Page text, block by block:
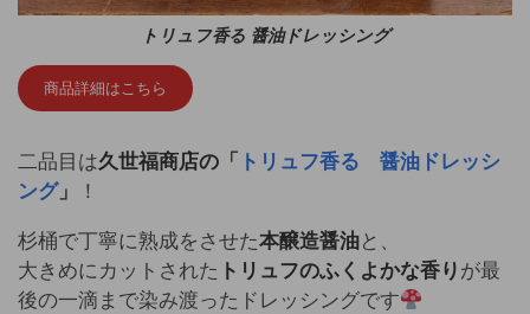
トリュフ香る 醤油ドレッシング
商品詳細はこちら
二品目は久世福商店の「
トリュフ香る 醤油ドレッシ
ング」 ！
杉桶で丁寧に熟成をさせた本醸造醤油と、
大きめにカットされた トリュフのふくよかな香り が最
後の一滴まで染み渡ったドレッシングです